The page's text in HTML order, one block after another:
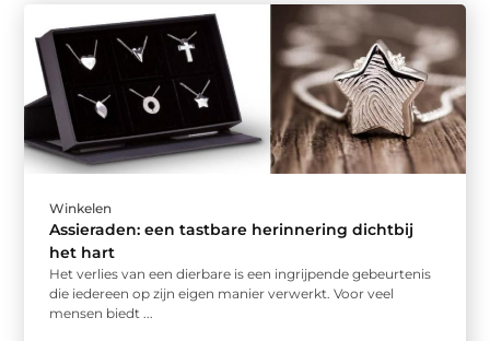
Winkelen
Assieraden: een tastbare herinnering dichtbij
het hart
Het verlies van een dierbare is een ingrijpende gebeurtenis
die iedereen op zijn eigen manier verwerkt. Voor veel
mensen biedt ...